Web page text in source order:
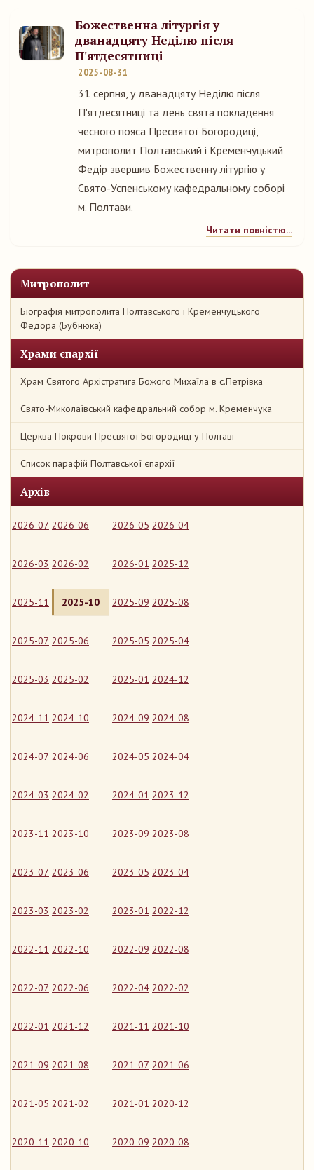
Митрополит
Біографія митрополита Полтавського і Кременчуцького
Федора (Бубнюка)
Храми єпархії
Храм Святого Архістратига Божого Михаїла в с.Петрівка
Свято-Миколаївський кафедральний собор м. Кременчука
Церква Покрови Пресвятої Богородиці у Полтаві
Список парафій Полтавської єпархії
Архів
2026-07 2026-06 2026-05 2026-04
2026-03 2026-02 2026-01 2025-12
2025-11 2025-10 2025-09 2025-08
2025-07 2025-06 2025-05 2025-04
2025-03 2025-02 2025-01 2024-12
2024-11 2024-10 2024-09 2024-08
2024-07 2024-06 2024-05 2024-04
2024-03 2024-02 2024-01 2023-12
2023-11 2023-10 2023-09 2023-08
2023-07 2023-06 2023-05 2023-04
2023-03 2023-02 2023-01 2022-12
2022-11 2022-10 2022-09 2022-08
2022-07 2022-06 2022-04 2022-02
2022-01 2021-12 2021-11 2021-10
2021-09 2021-08 2021-07 2021-06
2021-05 2021-02 2021-01 2020-12
2020-11 2020-10 2020-09 2020-08
Божественна літургія у
дванадцяту Неділю після
П'ятдесятниці
2025-08-31
31 серпня, у дванадцяту Неділю після
П'ятдесятниці та день свята покладення
чесного пояса Пресвятої Богородиці,
митрополит Полтавський і Кременчуцький
Федір звершив Божественну літургію у
Свято-Успенському кафедральному соборі
м. Полтави.
Читати повністю...